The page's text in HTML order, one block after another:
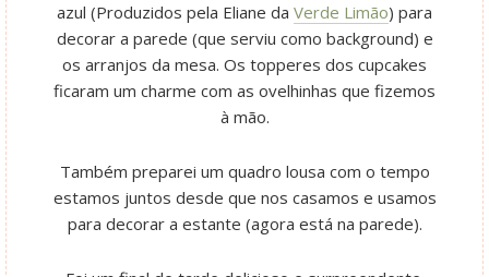
azul (Produzidos pela Eliane da Verde Limão) para
decorar a parede (que serviu como background) e
os arranjos da mesa. Os topperes dos cupcakes
ficaram um charme com as ovelhinhas que fizemos
à mão.
Também preparei um quadro lousa com o tempo
estamos juntos desde que nos casamos e usamos
para decorar a estante (agora está na parede).